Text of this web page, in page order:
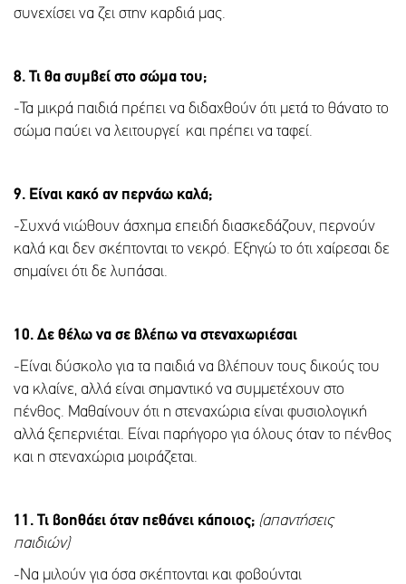
συνεχίσει να ζει στην καρδιά μας.
8. Τι θα συμβεί στο σώμα του;
-Τα μικρά παιδιά πρέπει να διδαχθούν ότι μετά το θάνατο το
σώμα παύει να λειτουργεί και πρέπει να ταφεί.
9. Είναι κακό αν περνάω καλά;
-Συχνά νιώθουν άσχημα επειδή διασκεδάζουν, περνούν
καλά και δεν σκέπτονται το νεκρό. Εξηγώ το ότι χαίρεσαι δε
σημαίνει ότι δε λυπάσαι.
10. Δε θέλω να σε βλέπω να στεναχωριέσαι
-Είναι δύσκολο για τα παιδιά να βλέπουν τους δικούς του
να κλαίνε, αλλά είναι σημαντικό να συμμετέχουν στο
πένθος. Μαθαίνουν ότι η στεναχώρια είναι φυσιολογική
αλλά ξεπερνιέται. Είναι παρήγορο για όλους όταν το πένθος
και η στεναχώρια μοιράζεται.
11. Τι βοηθάει όταν πεθάνει κάποιος; (απαντήσεις
παιδιών)
-Να μιλούν για όσα σκέπτονται και φοβούνται